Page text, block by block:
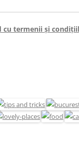
cu termenii și